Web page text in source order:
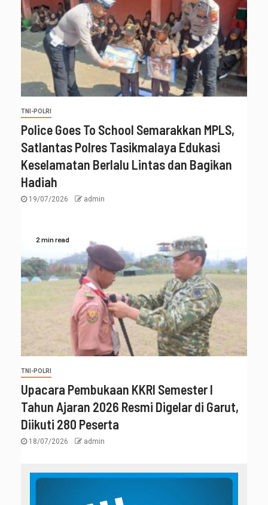
TNI-POLRI
Police Goes To School Semarakkan MPLS,
Satlantas Polres Tasikmalaya Edukasi
Keselamatan Berlalu Lintas dan Bagikan
Hadiah
19/07/2026 admin
2 min read
TNI-POLRI
Upacara Pembukaan KKRI Semester I
Tahun Ajaran 2026 Resmi Digelar di Garut,
Diikuti 280 Peserta
18/07/2026 admin